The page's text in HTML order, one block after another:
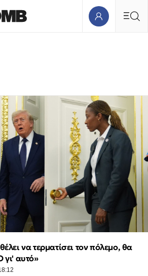
να τερματίσει τον πόλεμο, θα
γι' αυτό»